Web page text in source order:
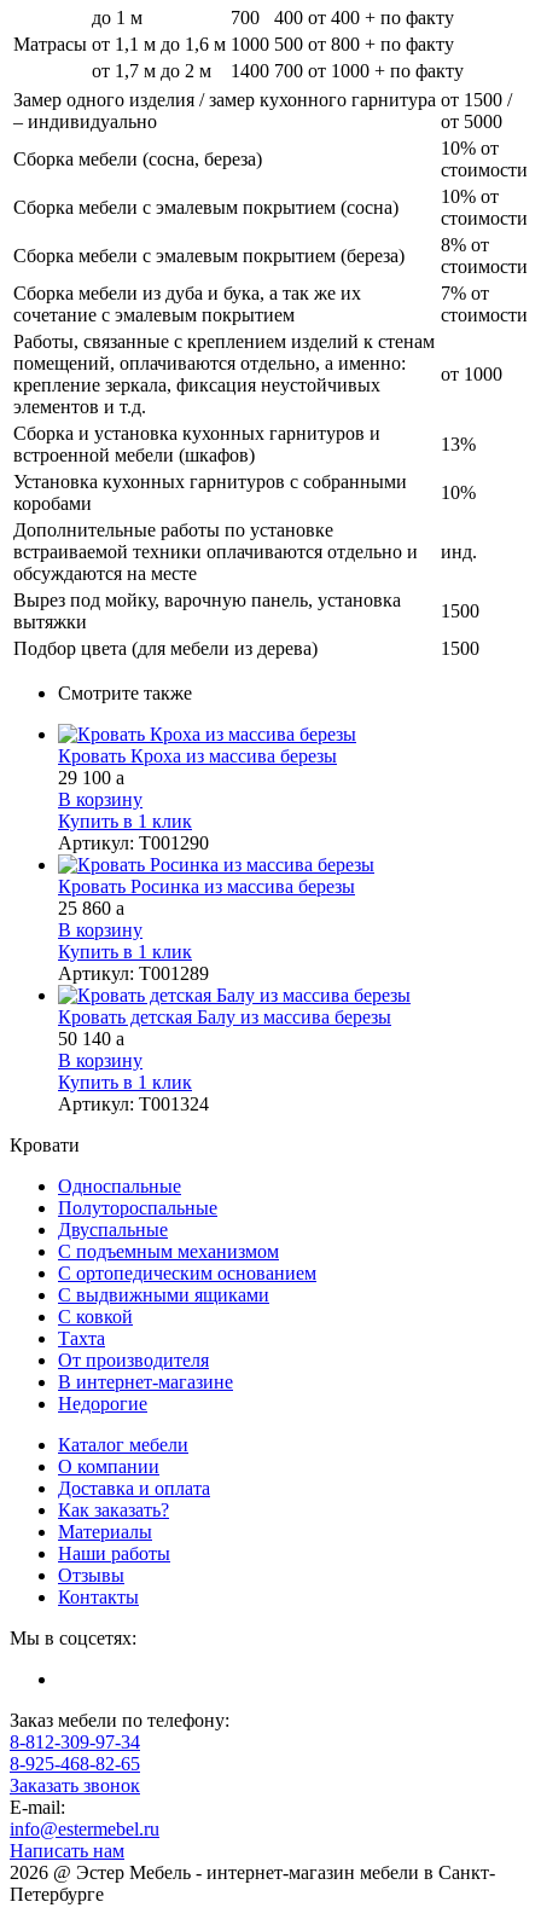
Матрасы
до 1 м 700 400 от 400 + по факту
от 1,1 м до 1,6 м 1000 500 от 800 + по факту
от 1,7 м до 2 м
1400 700 от 1000 + по факту
Замер одного изделия / замер кухонного гарнитура
– индивидуально
от 1500 /
от 5000
Сборка мебели (сосна, береза)
10% от
стоимости
Сборка мебели с эмалевым покрытием (сосна)
10% от
стоимости
Сборка мебели с эмалевым покрытием (береза)
8% от
стоимости
Сборка мебели из дуба и бука, а так же их
сочетание с эмалевым покрытием
7% от
стоимости
Работы, связанные с креплением изделий к стенам
помещений, оплачиваются отдельно, а именно:
крепление зеркала, фиксация неустойчивых
элементов и т.д.
от 1000
Сборка и установка кухонных гарнитуров и
встроенной мебели (шкафов)
13%
Установка кухонных гарнитуров с собранными
коробами
10%
Дополнительные работы по установке
встраиваемой техники оплачиваются отдельно и
обсуждаются на месте
инд.
Вырез под мойку, варочную панель, установка
вытяжки
1500
Подбор цвета (для мебели из дерева)
1500
Смотрите также
Кровать Кроха из массива березы
29 100 a
В корзину
Купить в 1 клик
Артикул: Т001290
Кровать Росинка из массива березы
25 860 a
В корзину
Купить в 1 клик
Артикул: Т001289
Кровать детская Балу из массива березы
50 140 a
В корзину
Купить в 1 клик
Артикул: Т001324
Кровати
Односпальные
Полутороспальные
Двуспальные
С подъемным механизмом
С ортопедическим основанием
С выдвижными ящиками
С ковкой
Тахта
От производителя
В интернет-магазине
Недорогие
Каталог мебели
О компании
Доставка и оплата
Как заказать?
Материалы
Наши работы
Отзывы
Контакты
Мы в соцсетях:
Заказ мебели по телефону:
8-812-309-97-34
8-925-468-82-65
Заказать звонок
E-mail:
info@estermebel.ru
Написать нам
2026 @ Эстер Мебель - интернет-магазин мебели в Санкт-
Петербурге